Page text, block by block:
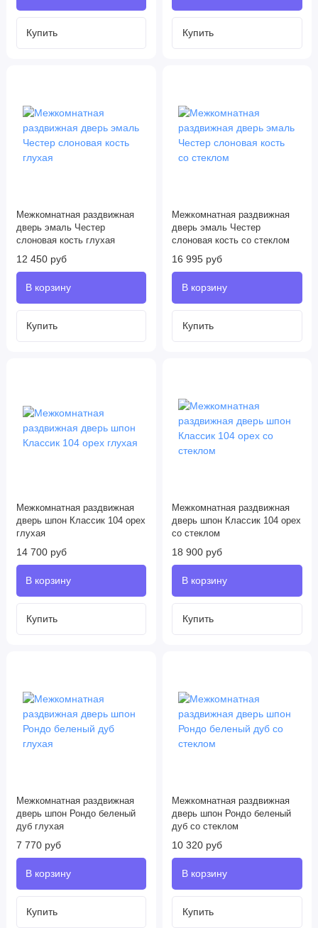
Межкомнатная раздвижная
дверь эмаль Честер
слоновая кость глухая
12 450 руб
Межкомнатная раздвижная
дверь эмаль Честер
слоновая кость со стеклом
16 995 руб
Межкомнатная раздвижная
дверь шпон Классик 104 орех
глухая
14 700 руб
Межкомнатная раздвижная
дверь шпон Классик 104 орех
со стеклом
18 900 руб
Межкомнатная раздвижная
дверь шпон Рондо беленый
дуб глухая
7 770 руб
Межкомнатная раздвижная
дверь шпон Рондо беленый
дуб со стеклом
10 320 руб